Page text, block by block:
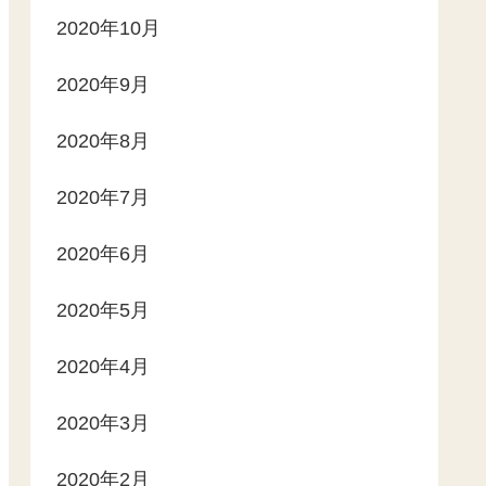
2020年10月
2020年9月
2020年8月
2020年7月
2020年6月
2020年5月
2020年4月
2020年3月
2020年2月